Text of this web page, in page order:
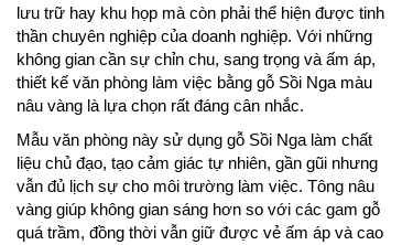
lưu trữ hay khu họp mà còn phải thể hiện được tinh
thần chuyên nghiệp của doanh nghiệp. Với những
không gian cần sự chỉn chu, sang trọng và ấm áp,
thiết kế văn phòng làm việc bằng gỗ Sồi Nga màu
nâu vàng là lựa chọn rất đáng cân nhắc.
Mẫu văn phòng này sử dụng gỗ Sồi Nga làm chất
liệu chủ đạo, tạo cảm giác tự nhiên, gần gũi nhưng
vẫn đủ lịch sự cho môi trường làm việc. Tông nâu
vàng giúp không gian sáng hơn so với các gam gỗ
quá trầm, đồng thời vẫn giữ được vẻ ấm áp và cao